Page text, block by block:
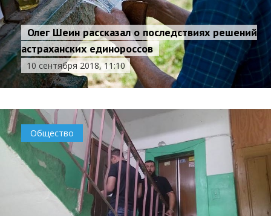
Олег Шеин рассказал о последствиях решений
астраханских единороссов
10 сентября 2018, 11:10
Общество